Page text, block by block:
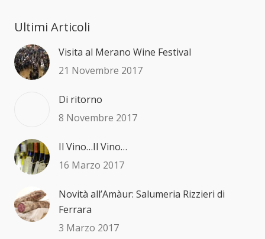
Ultimi Articoli
Visita al Merano Wine Festival
21 Novembre 2017
Di ritorno
8 Novembre 2017
Il Vino…Il Vino…
16 Marzo 2017
Novità all’Amàur: Salumeria Rizzieri di
Ferrara
3 Marzo 2017